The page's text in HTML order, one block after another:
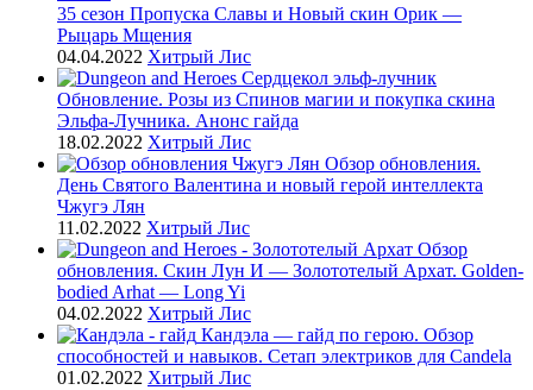
35 сезон Пропуска Славы и Новый скин Орик —
Рыцарь Мщения
04.04.2022 Хитрый Лис
Обновление. Розы из Спинов магии и покупка скина
Эльфа-Лучника. Анонс гайда
18.02.2022 Хитрый Лис
Обзор обновления.
День Святого Валентина и новый герой интеллекта
Чжугэ Лян
11.02.2022 Хитрый Лис
Обзор
обновления. Скин Лун И — Золототелый Архат. Golden-
bodied Arhat — Long Yi
04.02.2022 Хитрый Лис
Кандэла — гайд по герою. Обзор
способностей и навыков. Сетап электриков для Candela
01.02.2022 Хитрый Лис